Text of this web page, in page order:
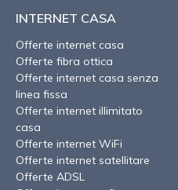
INTERNET CASA
Offerte internet casa
Offerte fibra ottica
Offerte internet casa senza
linea fissa
Offerte internet illimitato
casa
Offerte internet WiFi
Offerte internet satellitare
Offerte ADSL